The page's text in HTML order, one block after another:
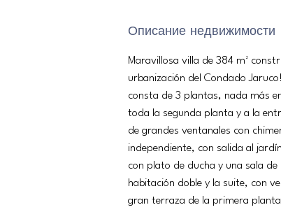
Описание недвижимости
Maravillosa villa de 384 m²
urbanización del Condado
consta de 3 plantas, nada más
toda la segunda planta y a la
de grandes ventanales con
independiente, con salida al
con plato de ducha y una sala
habitación doble y la suite, con
gran terraza de la primera